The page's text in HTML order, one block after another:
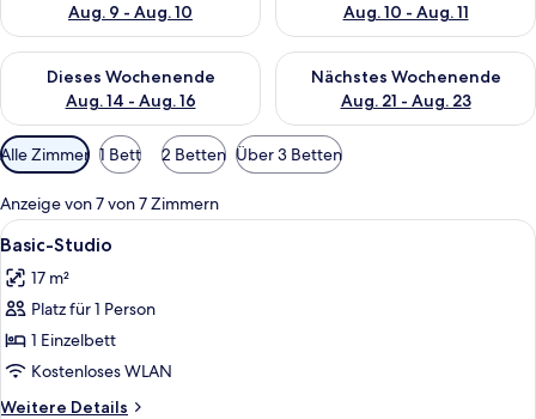
Aug. 9 - Aug. 10
Aug. 10 - Aug. 11
Dieses Wochenende
Aug. 14 - Aug. 16
Überprüfe die Verfügbarkeit für dieses Wochenende, Aug. 14
Nächstes Wochenende
Aug. 21 - Aug. 23
Überprüfe die Verfügbarkeit
Verfügbare
Filter
für
Zimmer
Alle Zimmer 1 Bett 2 Betten Über 3 Betten
Anzeige von 7 von 7 Zimmern
Alle
Fotos
für
Basic-
Studio
anzeigen
Ein Hotelzimmer mit einem
5
Basic-Studio
17 m²
Platz für 1 Person
1 Einzelbett
Kostenloses WLAN
Weitere Details
Weitere